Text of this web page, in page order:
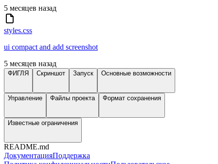
5 месяцев назад
styles.css
ui compact and add screenshot
5 месяцев назад
ФИГЛЯ Скриншот Запуск Основные возможности
Управление Файлы проекта Формат сохранения
Известные ограничения
README.md
ДокументацияПоддержка